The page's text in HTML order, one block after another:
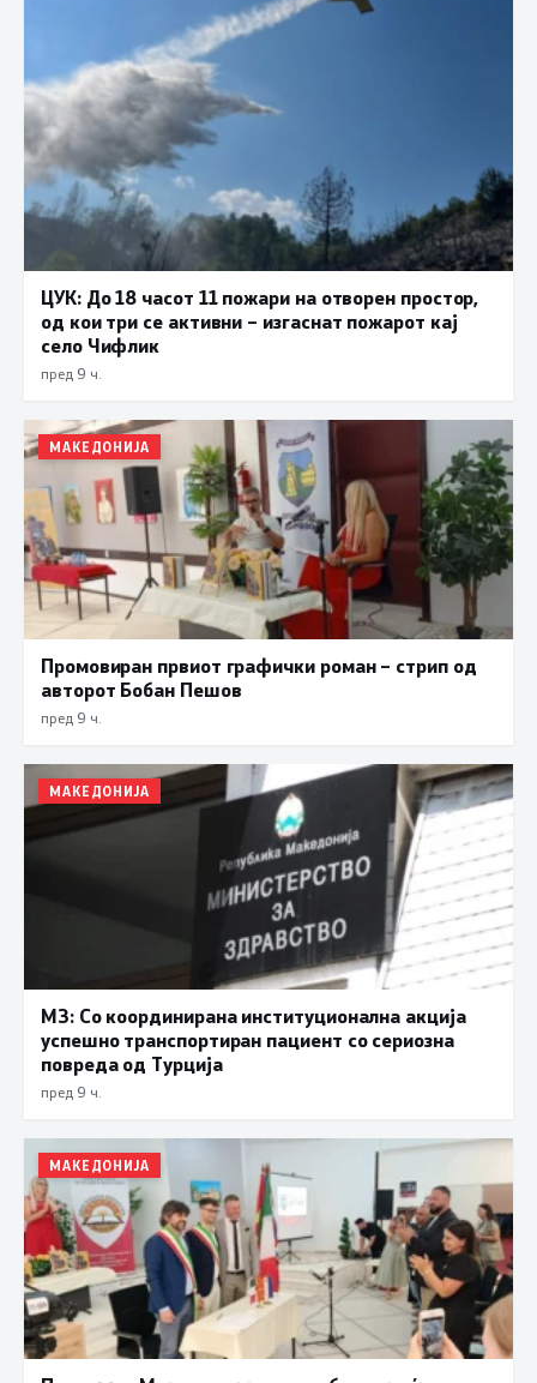
ЦУК: До 18 часот 11 пожари на отворен простор,
од кои три се активни – изгаснат пожарот кај
село Чифлик
пред 9 ч.
МАКЕДОНИЈА
Промовиран првиот графички роман – стрип од
авторот Бобан Пешов
пред 9 ч.
МАКЕДОНИЈА
МЗ: Со координирана институционална акција
успешно транспортиран пациент со сериозна
повреда од Турција
пред 9 ч.
МАКЕДОНИЈА